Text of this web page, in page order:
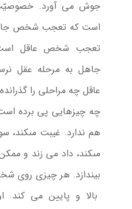
جوش مى‏ آورد.
است که تعجب شخص
تعجب شخص عاقل
جاهل به مرحله عقل
عاقل چه مراحلى را
چه چیزهایى پى برده
هم ندارد. غیبت مى‏كند،
مى‏كند، داد مى ‏زند و
بیندازد. هر چیزى روى
بالا و پایین مى‏ كند.